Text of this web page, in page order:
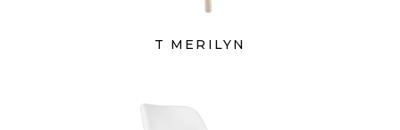
T MERILYN